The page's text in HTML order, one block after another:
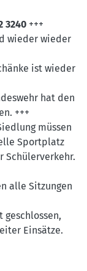
3240 +++
wieder wieder
ist wieder
hat den
+++
müssen
Sportplatz
Schülerverkehr.
alle Sitzungen
Einsätze.